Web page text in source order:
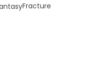
Fracture